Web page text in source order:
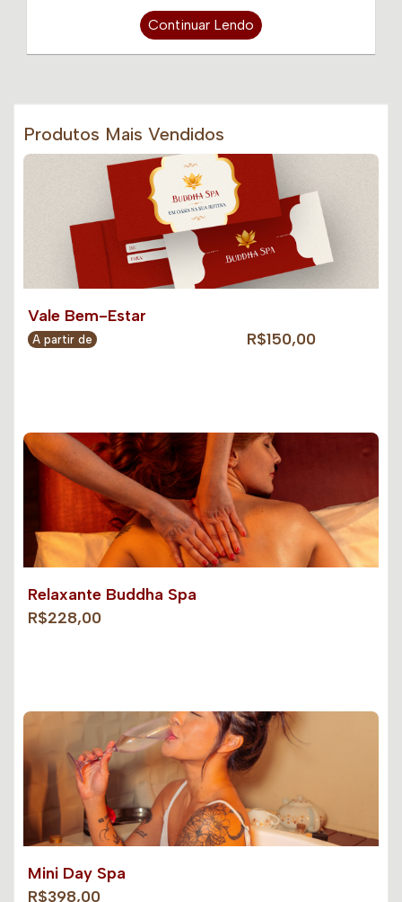
Continuar Lendo
Produtos Mais Vendidos
Vale Bem-Estar
A partir de R$150,00
Relaxante Buddha Spa
R$228,00
Mini Day Spa
R$398,00